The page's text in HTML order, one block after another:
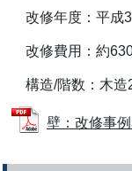
改修年度：平成
改修費用：約630
構造/階数：木造
壁：改修事